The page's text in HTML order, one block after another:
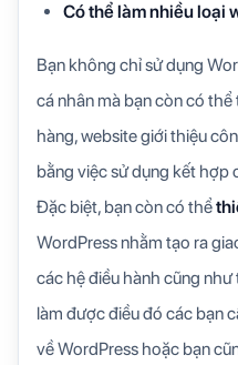
Có thể làm nhiều loại
Bạn không chỉ sử dụng
cá nhân mà bạn còn có
hàng, website giới thiệu
bằng việc sử dụng kết hợp
Đặc biệt, bạn còn có thể
WordPress nhằm tạo ra
các hệ điều hành cũng như
làm được điều đó các bạn
về WordPress hoặc bạn